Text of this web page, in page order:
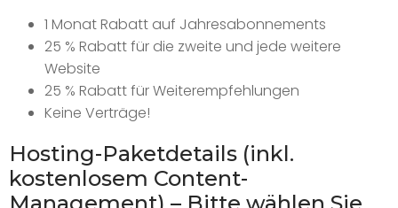
1 Monat Rabatt auf Jahresabonnements
25 % Rabatt für die zweite und jede weitere
Website
25 % Rabatt für Weiterempfehlungen
Keine Verträge!
Hosting-Paketdetails (inkl.
kostenlosem Content-